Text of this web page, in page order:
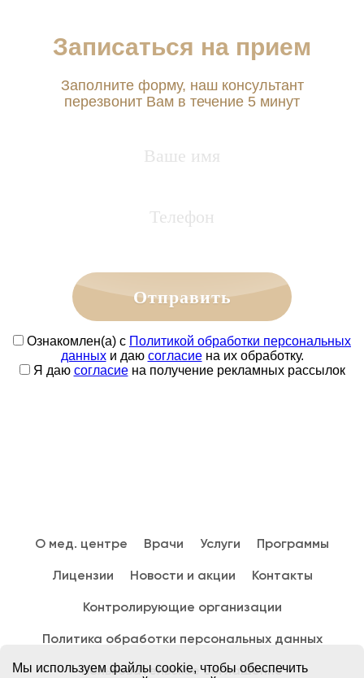
Записаться на прием
Заполните форму, наш консультант
перезвонит Вам в течение 5 минут
Отправить
Ознакомлен(а) с Политикой обработки персональных
данныхи даю согласиена их обработку.
Я даю согласиена получение рекламных рассылок
О мед. центре Врачи Услуги Программы
Лицензии Новости и акции Контакты
Контролирующие организации
Политика обработки персональных данных
Пользовательское соглашение
Мы используем файлы cookie, чтобы обеспечить